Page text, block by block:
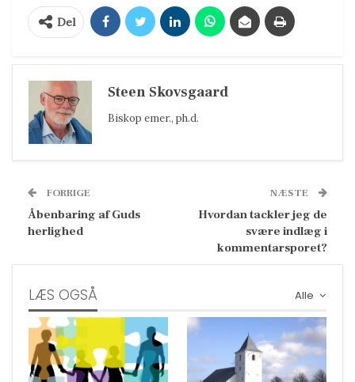
Del
Steen Skovsgaard
Biskop emer., ph.d.
FORRIGE
Åbenbaring af Guds
herlighed
NÆSTE
Hvordan tackler jeg de
svære indlæg i
kommentarsporet?
Alle
LÆS OGSÅ